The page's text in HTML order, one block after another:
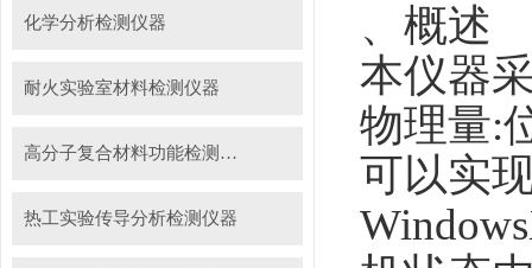
化学分析检测仪器
耐火实验室材料检测仪器
高分子复合材料功能检测仪器
热工实验传导分析检测仪器
、概述
本仪器
物理量:
可以实